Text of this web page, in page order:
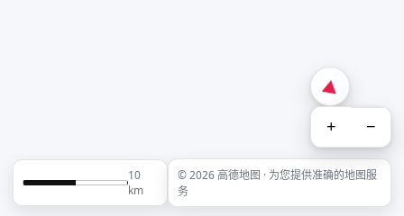
+ −
10
km
© 2026 高德地图 · 为您提供准确的地图服
务